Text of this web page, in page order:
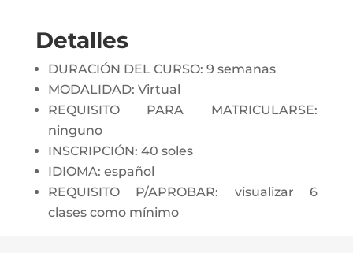
Detalles
DURACIÓN DEL CURSO: 9 semanas
MODALIDAD: Virtual
REQUISITO PARA MATRICULARSE:
ninguno
INSCRIPCIÓN: 40 soles
IDIOMA: español
REQUISITO P/APROBAR: visualizar 6
clases como mínimo